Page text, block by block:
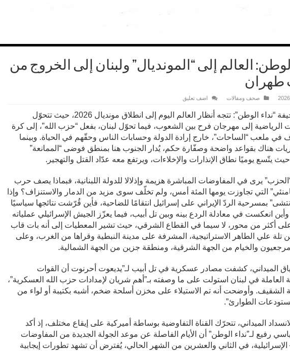
العالم إلى “المونديال” ولبنان إلى الخروج من
طهران
صحف ومقالات اضف تعليق
كتبت صحيفة “نداء الوطن”: تتجه أنظار العالم اليوم إلى انطلاق مونديال 2026، حيث تتحوّل
الرياضية إلى مهرجان فرح بين الشعوب، فيما تحوّل لبنان، بفعل “حزب الله”، إلى كرة
في ملعب “الساحات”، خارج إرادة الدولة وحسابات الناس وحقّهم في الحياة. وبينما
هناك بقواعد واضحة وصفّارة حكم، يُدار الجنوب هنا بمنطق فوضى “الممانعة”
حيث يتّسع يوميًا نطاق الإنذارات والإخلاءات، ويرتفع معه عدّاد القتل والتهجير.
يرى في المفاوضات المباشرة هزيمة وإذلالا للدولة اللبنانية، فبماذا يصف حرب
التي تجاوزت يومها المئة أمس، ولم تخلّف سوى مزيد من الدمار والاستنزاف؟ وإذا
بمسرحية الردّ الإيراني على إسرائيل انتقامًا للضاحية، فأين قُرّشت نتائجها سياسيًا
وأين انعكست في معادلة الردع بينه وبين تل أبيب، فيما يعزّز الجيش الإسرائيلي عملياته
على أكثر من محور، لا سيما في القطاع الشرقي، حيث تشير المعطيات إلى أنه بات قاب
علي الطاهر الاستراتيجية، المشرفة على مدينة النبطية وقراها من الغرب، وعلى
والخيام من الجهة الشرقية، ومنطقة جزين من الجهة الشمالية.
الميداني، كشفت مصادر عسكرية في تل أبيب لـ”يديعوت أحرنوت أن القوات
العاملة في لبنان استولت على ما وصفته بـ”أهم شريان لإمدادات حزب الله العسكرية”،
الشقيف. وأوضحت أنه تم الاستيلاء على مخزن أسلحة ضخم، أشبه بكتيبة أو لواء من
الطوارئ”.
الميداني، تتحرّك القناة التفاوضية بوساطة أميركية على إيقاع مختلف، إذ أكد
رفيع لـ”نداء الوطن” أن الأيام الفاصلة عن موعد الجولة الجديدة من المفاوضات
– الإسرائيلية، في الثاني والعشرين من الشهر الحالي، يُفترض أن تشهد تطورات إيجابية